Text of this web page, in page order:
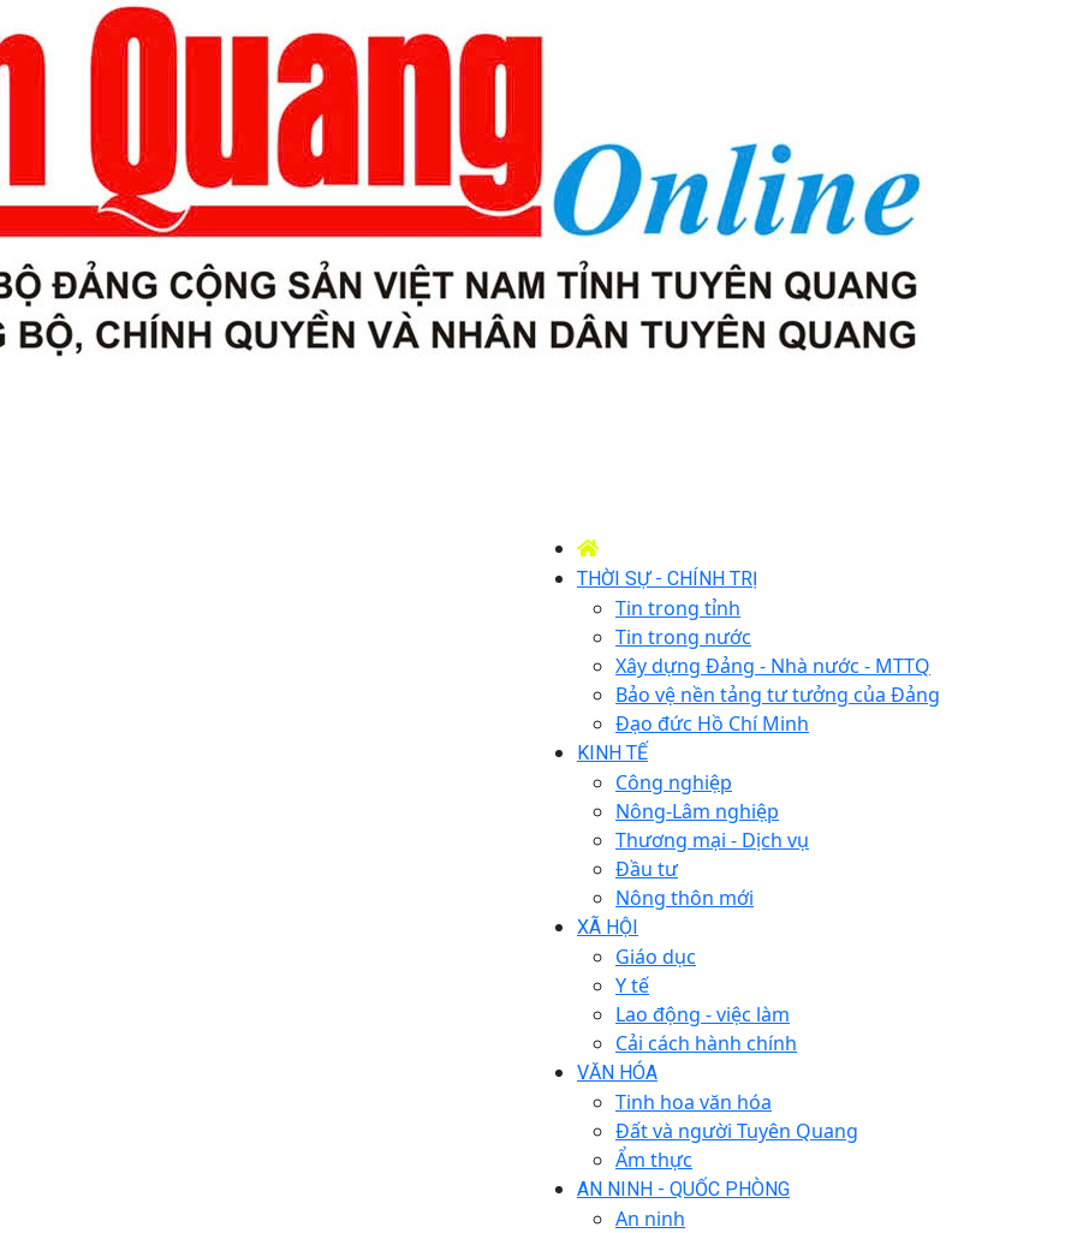
THỜI SỰ - CHÍNH TRỊ
Tin trong tỉnh
Tin trong nước
Xây dựng Đảng - Nhà nước - MTTQ
Bảo vệ nền tảng tư tưởng của Đảng
Đạo đức Hồ Chí Minh
KINH TẾ
Công nghiệp
Nông-Lâm nghiệp
Thương mại - Dịch vụ
Đầu tư
Nông thôn mới
XÃ HỘI
Giáo dục
Y tế
Lao động - việc làm
Cải cách hành chính
VĂN HÓA
Tinh hoa văn hóa
Đất và người Tuyên Quang
Ẩm thực
AN NINH - QUỐC PHÒNG
An ninh